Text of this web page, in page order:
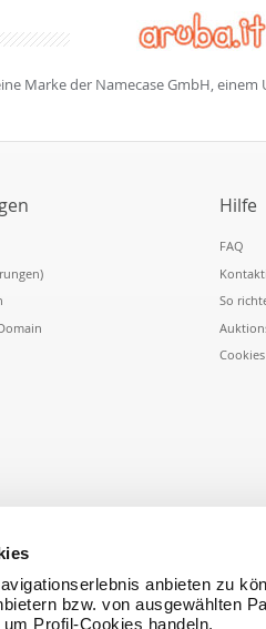
anbieten zu
bzw. von ausgewählten
Profil-Cookies handeln.
Marke der Namecase GmbH, einem
Hilfe
FAQ
So